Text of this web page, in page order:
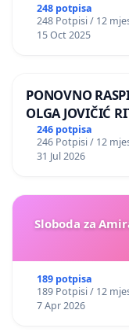
248 potpisa
248 Potpisi / 12
15 Oct 2025
PONOVNO
OLGA JOVIČIĆ
246 potpisa
246 Potpisi / 12
31 Jul 2026
Sloboda za
189 potpisa
189 Potpisi / 12
7 Apr 2026